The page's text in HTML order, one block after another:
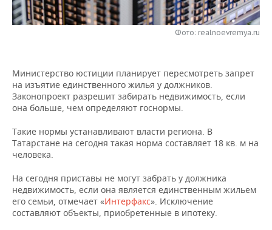
НЕФТЕХИМИЯ
ЭНЕРГЕТИКА
РОЗНИЧНАЯ ТОРГОВЛЯ
УСЛУГИ
НОВОСТИ ТЕХНОЛОГИЙ
МЕДИА
ТЕЛЕКОММУНИКАЦИИ
МЕРОПРИЯТИЯ
ВЫЕЗДНАЯ РЕДАКЦИЯ
БИЗНЕС-БРАНЧИ
ONLINE-КОНФЕРЕНЦИИ
НОВОСТИ СПОРТА
ФУТБОЛ
ХОККЕЙ
ВОЛЕЙБОЛ
КИБЕРСПОРТ
ОБЩЕСТВО
НОВОСТИ ОБЩЕСТВА
ВЛАСТЬ
ИСТОРИЯ
КУЛЬТУРА
ФОТОГАЛЕРЕЯ
СЮЖЕТЫ
СПИСОК ПЕРСОН
СПИСОК КОМПАНИЙ
ПОЛНАЯ ВЕРСИЯ
Фото: realnoevremya.ru
Министерство юстиции планирует пересмотреть запрет
на изъятие единственного жилья у должников.
Законопроект разрешит забирать недвижимость, если
она больше, чем определяют госнормы.
Такие нормы устанавливают власти региона. В
Татарстане на сегодня такая норма составляет 18 кв. м на
человека.
На сегодня приставы не могут забрать у должника
недвижимость, если она является единственным жильем
его семьи, отмечает «Интерфакс». Исключение
составляют объекты, приобретенные в ипотеку.